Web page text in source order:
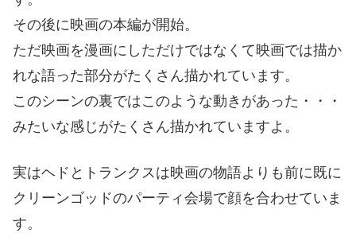
その後に映画の本編が開始。
ただ映画を漫画にしただけではなくて映画では描か
れな語った部分がたくさん描かれています。
このシーンの裏ではこのような動きがあった・・・
みたいな感じがたくさん描かれていますよ。
実はヘドとトランクスは映画の物語よりも前に既に
クリーンゴッドのパーティ会場で顔を合わせていま
す。